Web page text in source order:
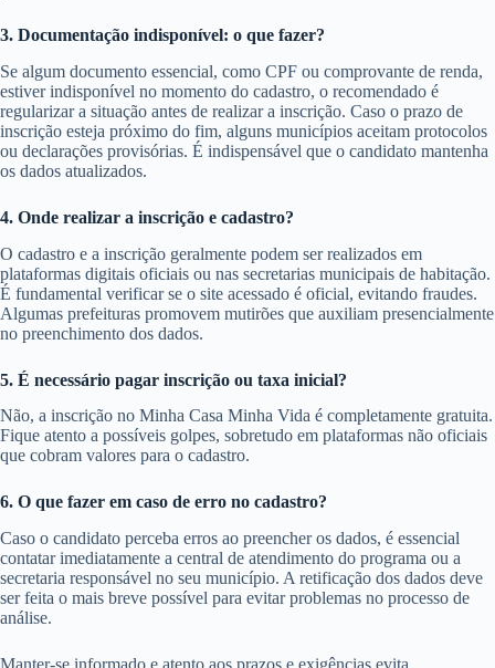
3. Documentação indisponível: o que fazer?
Se algum documento essencial, como CPF ou comprovante de renda,
estiver indisponível no momento do cadastro, o recomendado é
regularizar a situação antes de realizar a inscrição. Caso o prazo de
inscrição esteja próximo do fim, alguns municípios aceitam protocolos
ou declarações provisórias. É indispensável que o candidato mantenha
os dados atualizados.
4. Onde realizar a inscrição e cadastro?
O cadastro e a inscrição geralmente podem ser realizados em
plataformas digitais oficiais ou nas secretarias municipais de habitação.
É fundamental verificar se o site acessado é oficial, evitando fraudes.
Algumas prefeituras promovem mutirões que auxiliam presencialmente
no preenchimento dos dados.
5. É necessário pagar inscrição ou taxa inicial?
Não, a inscrição no Minha Casa Minha Vida é completamente gratuita.
Fique atento a possíveis golpes, sobretudo em plataformas não oficiais
que cobram valores para o cadastro.
6. O que fazer em caso de erro no cadastro?
Caso o candidato perceba erros ao preencher os dados, é essencial
contatar imediatamente a central de atendimento do programa ou a
secretaria responsável no seu município. A retificação dos dados deve
ser feita o mais breve possível para evitar problemas no processo de
análise.